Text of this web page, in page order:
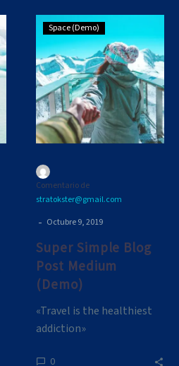
Super
Simple
Blog
Post
Medium
(Demo)
Space (Demo)
Comentario de
stratokster@gmail.com
- Octubre 9, 2019
Super Simple Blog
Post Medium
(Demo)
«Travel is the healthiest
addiction»
0